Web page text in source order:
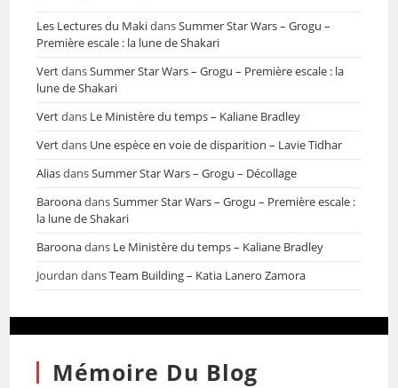
Les Lectures du MakidansSummer Star Wars – Grogu –
Première escale : la lune de Shakari
VertdansSummer Star Wars – Grogu – Première escale : la
lune de Shakari
Vertdans Le Ministère du temps – Kaliane Bradley
Vertdans Une espèce en voie de disparition – Lavie Tidhar
AliasdansSummer Star Wars – Grogu – Décollage
BaroonadansSummer Star Wars – Grogu – Première escale :
la lune de Shakari
Baroonadans Le Ministère du temps – Kaliane Bradley
Jourdan dansTeam Building – Katia Lanero Zamora
Mémoire Du Blog